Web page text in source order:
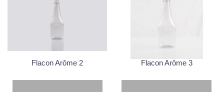
Flacon Arôme 2 Flacon Arôme 3